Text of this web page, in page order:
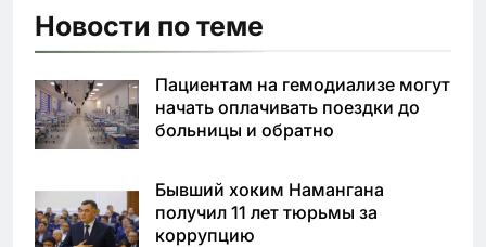
Новости по теме
Пациентам на гемодиализе могут
начать оплачивать поездки до
больницы и обратно
Бывший хоким Намангана
получил 11 лет тюрьмы за
коррупцию